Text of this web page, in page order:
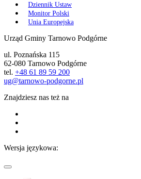
Dziennik Ustaw
Monitor Polski
Unia Europejska
Urząd Gminy Tarnowo Podgórne
ul. Poznańska 115
62-080 Tarnowo Podgórne
tel. +48 61 89 59 200
ug@tarnowo-podgorne.pl
Znajdziesz nas też na
Wersja językowa: